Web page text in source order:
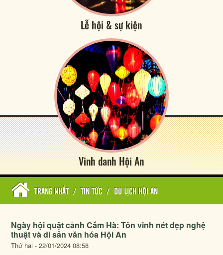
Lễ hội & sự kiện
Vinh danh Hội An
TRANG NHẤT / TIN TỨC / DU LỊCH HỘI AN
Ngày hội quật cảnh Cẩm Hà: Tôn vinh nét đẹp nghệ
thuật và di sản văn hóa Hội An
Thứ hai - 22/01/2024 08:58